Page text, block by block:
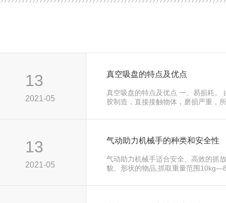
13
2021-05
真空吸盘的特点及优点
真空吸盘的特点及优点 一、易损耗。
胶制造，直接接触物体，磨损严重，
13
2021-05
气动助力机械手的种类和安全性
气动助力机械手适合安全、高效的抓
貌、形状的物品,抓取重量范围